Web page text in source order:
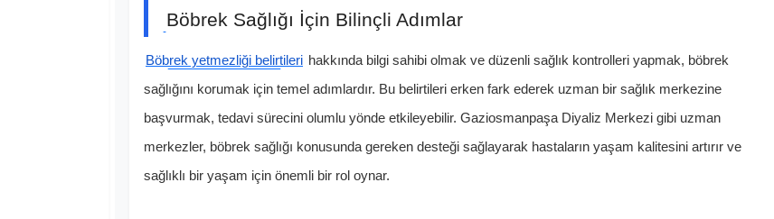
Böbrek Sağlığı İçin Bilinçli Adımlar
Böbrek yetmezliği belirtileri hakkında bilgi sahibi olmak ve düzenli sağlık kontrolleri yapmak, böbrek
sağlığını korumak için temel adımlardır. Bu belirtileri erken fark ederek uzman bir sağlık merkezine
başvurmak, tedavi sürecini olumlu yönde etkileyebilir. Gaziosmanpaşa Diyaliz Merkezi gibi uzman
merkezler, böbrek sağlığı konusunda gereken desteği sağlayarak hastaların yaşam kalitesini artırır ve
sağlıklı bir yaşam için önemli bir rol oynar.